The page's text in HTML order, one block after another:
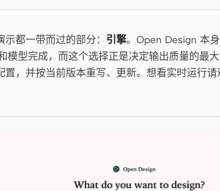
都一带而过的部分： 引擎。Open Design 本
模型完成，而这个选择正是决定输出质量的最
置，并按当前版本重写、更新。想看实时运行